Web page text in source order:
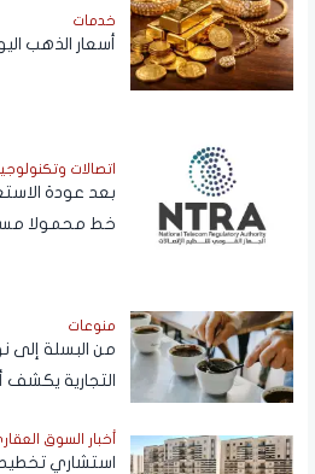
خدمات
أسعار الذهب اليوم
اتصالات وتكنولوجيا
بعد عودة
خط محمولا
منوعات
من البسلة إلى
التجارية يكشف
أخبار السوق